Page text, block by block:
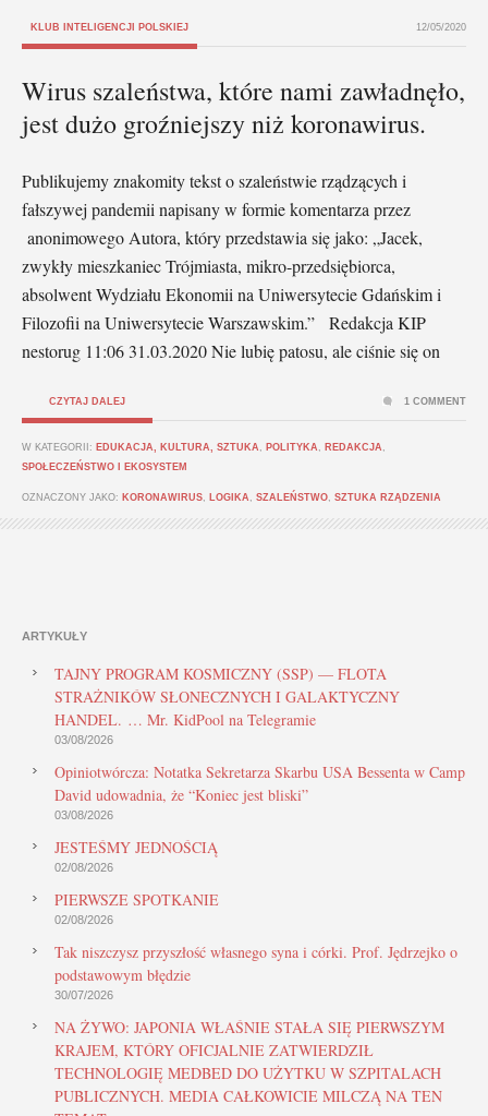
KLUB INTELIGENCJI POLSKIEJ 12/05/2020
Wirus szaleństwa, które nami zawładnęło,
jest dużo groźniejszy niż koronawirus.
Publikujemy znakomity tekst o szaleństwie rządzących i
fałszywej pandemii napisany w formie komentarza przez
anonimowego Autora, który przedstawia się jako: „Jacek,
zwykły mieszkaniec Trójmiasta, mikro-przedsiębiorca,
absolwent Wydziału Ekonomii na Uniwersytecie Gdańskim i
Filozofii na Uniwersytecie Warszawskim.” Redakcja KIP
nestorug 11:06 31.03.2020 Nie lubię patosu, ale ciśnie się on
CZYTAJ DALEJ
W KATEGORII: EDUKACJA, KULTURA, SZTUKA POLITYKA REDAKCJA
SPOŁECZEŃSTWO I EKOSYSTEM
OZNACZONY JAKO: KORONAWIRUS LOGIKA SZALEŃSTWO SZTUKA RZĄDZENIA
1 COMMENT
ARTYKUŁY
TAJNY PROGRAM KOSMICZNY (SSP) — FLOTA
STRAŻNIKÓW SŁONECZNYCH I GALAKTYCZNY
HANDEL. … Mr. KidPool na Telegramie
03/08/2026
Opiniotwórcza: Notatka Sekretarza Skarbu USA Bessenta w Camp
David udowadnia, że “Koniec jest bliski”
03/08/2026
JESTEŚMY JEDNOŚCIĄ
02/08/2026
PIERWSZE SPOTKANIE
02/08/2026
Tak niszczysz przyszłość własnego syna i córki. Prof. Jędrzejko o
podstawowym błędzie
30/07/2026
NA ŻYWO: JAPONIA WŁAŚNIE STAŁA SIĘ PIERWSZYM
KRAJEM, KTÓRY OFICJALNIE ZATWIERDZIŁ
TECHNOLOGIĘ MEDBED DO UŻYTKU W SZPITALACH
PUBLICZNYCH. MEDIA CAŁKOWICIE MILCZĄ NA TEN